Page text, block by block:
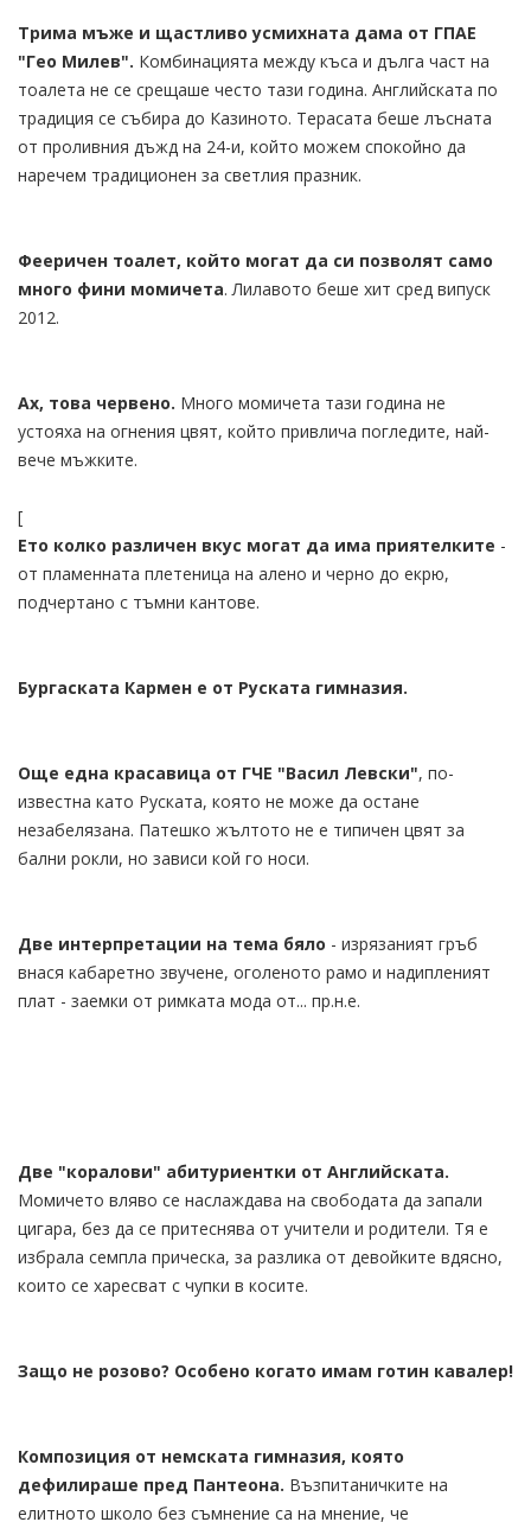
Трима мъже и щастливо усмихната дама от ГПАЕ
"Гео Милев". Комбинацията между къса и дълга част на
тоалета не се срещаше често тази година. Английската по
традиция се събира до Казиното. Терасата беше лъсната
от проливния дъжд на 24-и, който можем спокойно да
наречем традиционен за светлия празник.
Фееричен тоалет, който могат да си позволят само
много фини момичета. Лилавото беше хит сред випуск
2012.
Ах, това червено. Много момичета тази година не
устояха на огнения цвят, който привлича погледите, най-
вече мъжките.
[
Ето колко различен вкус могат да има приятелките -
от пламенната плетеница на алено и черно до екрю,
подчертано с тъмни кантове.
Бургаската Кармен е от Руската гимназия.
Още една красавица от ГЧЕ "Васил Левски", по-
известна като Руската, която не може да остане
незабелязана. Патешко жълтото не е типичен цвят за
бални рокли, но зависи кой го носи.
Две интерпретации на тема бяло - изрязаният гръб
внася кабаретно звучене, оголеното рамо и надипленият
плат - заемки от римката мода от... пр.н.е.
Две "коралови" абитуриентки от Английската.
Момичето вляво се наслаждава на свободата да запали
цигара, без да се притеснява от учители и родители. Тя е
избрала семпла прическа, за разлика от девойките вдясно,
които се харесват с чупки в косите.
Защо не розово? Особено когато имам готин кавалер!
Композиция от немската гимназия, която
дефилираше пред Пантеона. Възпитаничките на
елитното школо без съмнение са на мнение, че